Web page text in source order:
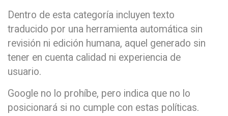
Dentro de esta categoría incluyen texto
traducido por una herramienta automática sin
revisión ni edición humana, aquel generado sin
tener en cuenta calidad ni experiencia de
usuario.
Google no lo prohíbe, pero indica que no lo
posicionará si no cumple con estas políticas.